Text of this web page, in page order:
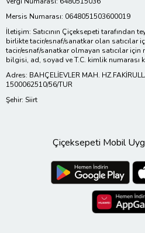
Mersis Numarası: 0648051503600019
İletişim: Satıcının Çiçeksepeti tarafından
birlikte tacir/esnaf/sanatkar olan satıcılar
tacir/esnaf/sanatkar olmayan satıcılar
bilgisi, ad, soyad ve T.C. kimlik numarası
Adres: BAHÇELİEVLER MAH.
1500062510/56/TUR
Şehir: Siirt
Çiçeksepeti Mobil